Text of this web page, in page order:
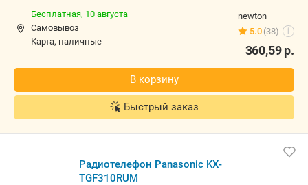
newton
5.0 (38) i
Бесплатная, 10 августа
Самовывоз
карта, наличные
360,59р.
В корзину
Быстрый заказ
Радиотелефон Panasonic KX-
TGF310RUM